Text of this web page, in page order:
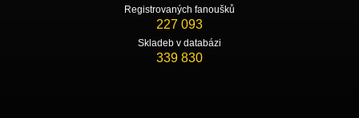
Registrovaných fanoušků
227 093
Skladeb v databázi
339 830